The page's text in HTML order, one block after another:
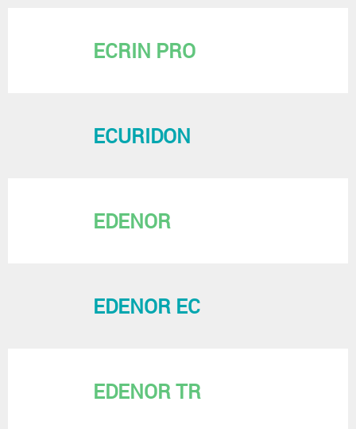
ECRIN PRO
ECURIDON
EDENOR
EDENOR EC
EDENOR TR